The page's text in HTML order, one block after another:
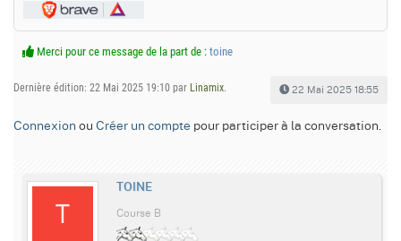
Merci pour ce message de la part de : toine
Dernière édition: 22 Mai 2025 19:10 par Linamix. 22 Mai 2025 18:55
Connexion ou Créer un compte pour participer à la conversation.
TOINE
Course B